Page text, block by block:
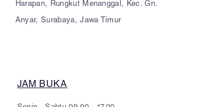
Harapan, Rungkut Menanggal, Kec. Gn.
Anyar, Surabaya, Jawa Timur
JAM BUKA